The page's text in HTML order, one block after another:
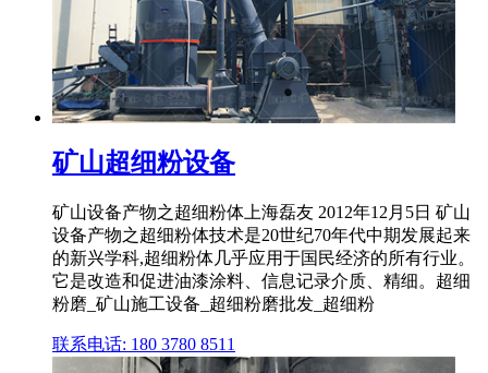
矿山超细粉设备
矿山设备产物之超细粉体上海磊友 2012年12月5日 矿山
设备产物之超细粉体技术是20世纪70年代中期发展起来
的新兴学科,超细粉体几乎应用于国民经济的所有行业。
它是改造和促进油漆涂料、信息记录介质、精细。超细
粉磨_矿山施工设备_超细粉磨批发_超细粉
联系电话: 180 3780 8511